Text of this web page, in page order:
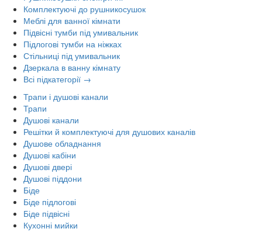
Комплектуючі до рушникосушок
Меблі для ванної кімнати
Підвісні тумби під умивальник
Підлогові тумби на ніжках
Стільниці під умивальник
Дзеркала в ванну кімнату
Всі підкатегорії →
Трапи і душові канали
Трапи
Душові канали
Решітки й комплектуючі для душових каналів
Душове обладнання
Душові кабіни
Душові двері
Душові піддони
Біде
Біде підлогові
Біде підвісні
Кухонні мийки